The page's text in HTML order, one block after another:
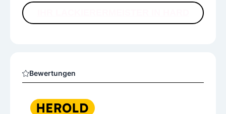
Bewertungen